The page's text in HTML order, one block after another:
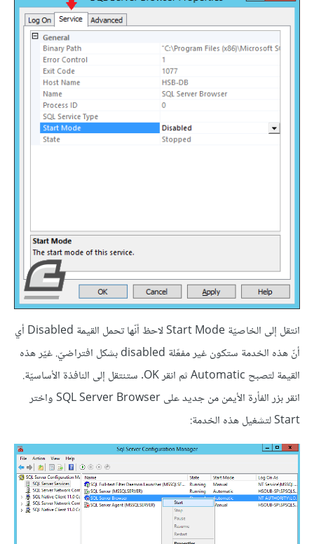
انتقل إلى الخاصيّة Start Mode لاحظ أنّها تحمل القيمة Disabled أي
أنّ هذه الخدمة ستكون غير مفعّلة disabled بشكل افتراضيّ. غيّر هذه
القيمة لتصبح Automatic ثم انقر OK. ستنتقل إلى النافذة الأساسيّة.
انقر بزر الفأرة الأيمن من جديد على SQL Server Browser واختر
Start لتشغيل هذه الخدمة: